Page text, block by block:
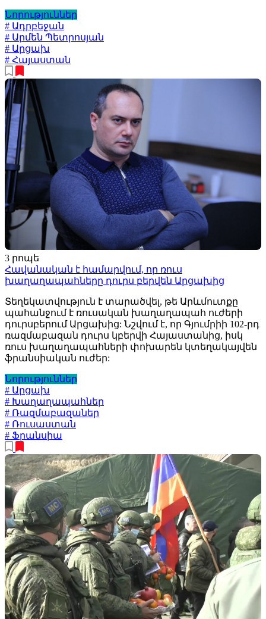
Նորություններ
# Ադրբեջան
# Արմեն Պետրոսյան
# Արցախ
# Հայաստան
3 րոպե
Հավանական է համարվում, որ ռուս
խաղաղապահները դուրս բերվեն Արցախից
Տեղեկատվություն է տարածվել, թե Արևմուտքը
պահանջում է ռուսական խաղաղապահ ուժերի
դուրսբերում Արցախից: Նշվում է, որ Գյումրիի 102-րդ
ռազմաբազան դուրս կբերվի Հայաստանից, իսկ
ռուս խաղաղապահների փոխարեն կտեղակայվեն
ֆրանսիական ուժեր:
Նորություններ
# Արցախ
# Խաղաղապահներ
# Ռազմաբազաներ
# Ռուսաստան
# Ֆրանսիա